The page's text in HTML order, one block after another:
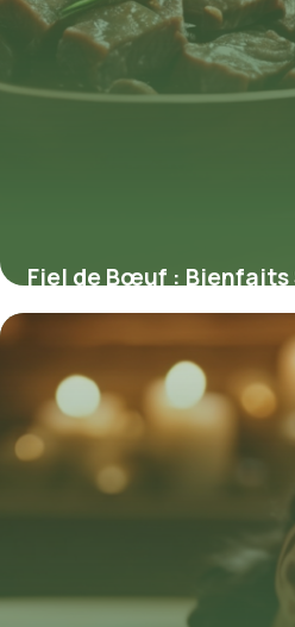
Fiel de Bœuf : Bienfaits
9 mai 2026